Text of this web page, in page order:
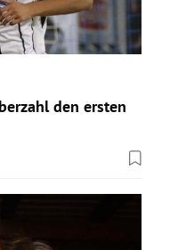
den ersten